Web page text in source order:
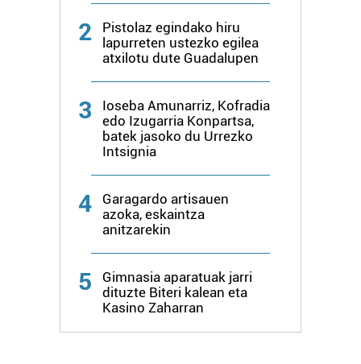
2
Pistolaz egindako hiru
lapurreten ustezko egilea
atxilotu dute Guadalupen
3
Ioseba Amunarriz, Kofradia
edo Izugarria Konpartsa,
batek jasoko du Urrezko
Intsignia
4
Garagardo artisauen
azoka, eskaintza
anitzarekin
5
Gimnasia aparatuak jarri
dituzte Biteri kalean eta
Kasino Zaharran